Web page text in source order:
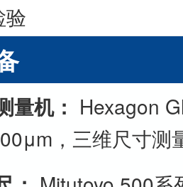
验
量机： Hexagon
，三维尺寸测